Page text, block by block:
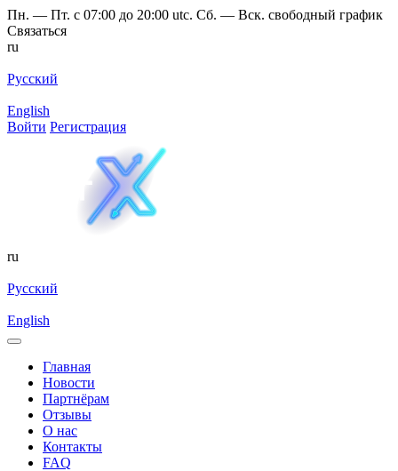
Пн. — Пт. с 07:00 до 20:00 utc. Сб. — Вск. свободный график
Связаться
ru
Русский
English
Войти Регистрация
ru
Русский
English
Главная
Новости
Партнёрам
Отзывы
О нас
Контакты
FAQ